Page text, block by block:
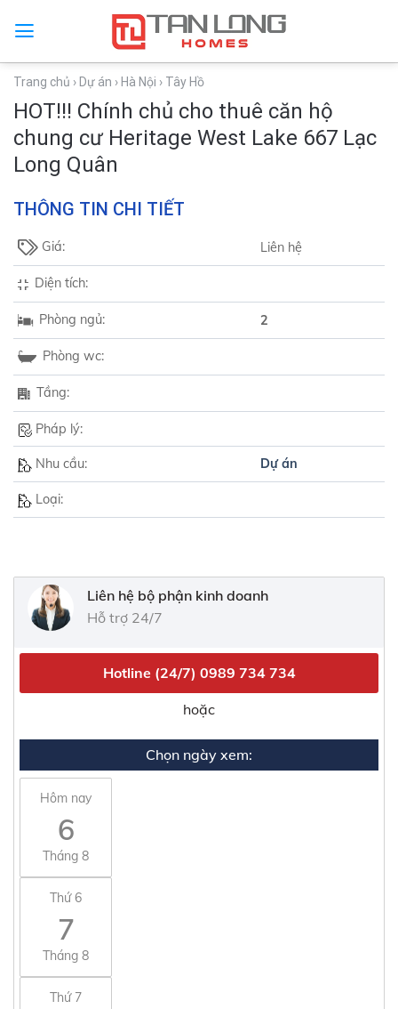
Trang chủ › Dự án › Hà Nội › Tây Hồ
HOT!!! Chính chủ cho thuê căn hộ
chung cư Heritage West Lake 667 Lạc
Long Quân
THÔNG TIN CHI TIẾT
Giá: Liên hệ
Diện tích:
Phòng ngủ: 2
Phòng wc:
Tầng:
Pháp lý:
Nhu cầu: Dự án
Loại:
Liên hệ bộ phận kinh doanh
Hỗ trợ 24/7
Hotline (24/7) 0989 734 734
hoặc
Chọn ngày xem:
Hôm nay
6
Tháng 8
Thứ 6
7
Tháng 8
Thứ 7